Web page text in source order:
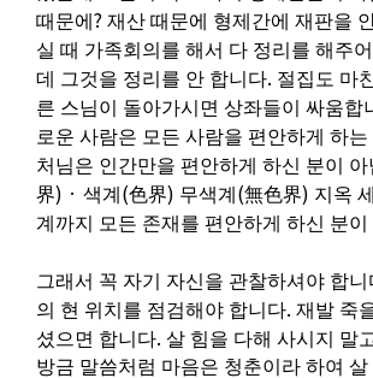
때문에 ? 재산 때문에 형제간에 재판을
실 때 가족회의를 해서 다 정리를 해주
데 그것을 정리를 안 합니다. 절집도 마
른 스님이 돌아가시면 상좌들이 싸움합
로운 사람은 모든 사람을 편안하게 하
처님은 인간만을 편안하게 하신 분이
界) · 색계 (色界) 무색계 (無色界) 지옥
계까지 모든 존재를 편안하게 하신 분
그래서 꼭 자기 자신을 관찰하셔야 합니
의 현 위치를 점검해야 합니다. 재발 죽
셨으면 합니다. 살 힘을 다해 사시지 말
방금 말씀처럼 마음은 청춘이라 하여 살